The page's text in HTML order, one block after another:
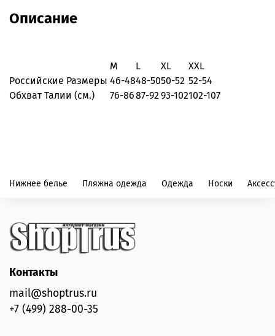
Описание
M L XL
XXL
Российские Размеры 46-4848-5050-52 52-54
Обхват Талии (см.)
76-8687-92 93-102102-107
Нижнее белье Пляжна одежда Одежда Носки
Контакты
mail@shoptrus.ru
+7 (499) 288-00-35